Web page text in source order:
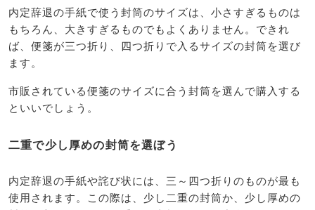
内定辞退の手紙で使う封筒のサイズは、小さすぎるものは
もちろん、大きすぎるものでもよくありません。できれ
ば、便箋が三つ折り、四つ折りで入るサイズの封筒を選び
ます。
市販されている便箋のサイズに合う封筒を選んで購入する
といいでしょう。
二重で少し厚めの封筒を選ぼう
内定辞退の手紙や詫び状には、三～四つ折りのものが最も
使用されます。この際は、少し二重の封筒か、少し厚めの